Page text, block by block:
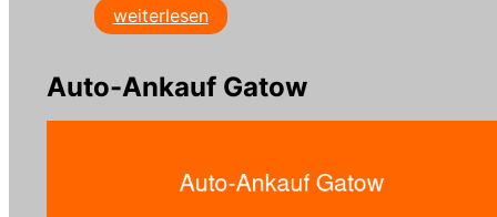
weiterlesen
Auto-Ankauf Gatow